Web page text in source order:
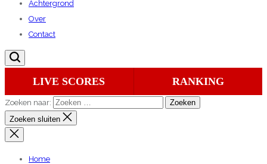
Achtergrond
Over
Contact
LIVE SCORES RANKING
Zoeken naar:
Zoeken sluiten
Home